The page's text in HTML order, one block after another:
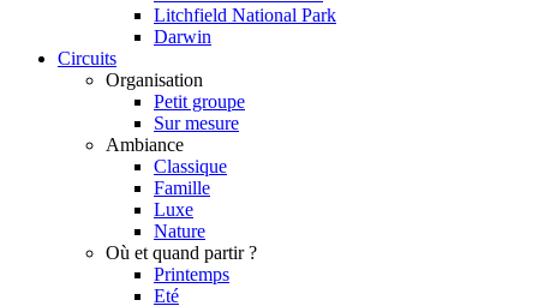
Litchfield National Park
Darwin
Circuits
Organisation
Petit groupe
Sur mesure
Ambiance
Classique
Famille
Luxe
Nature
Où et quand partir ?
Printemps
Eté